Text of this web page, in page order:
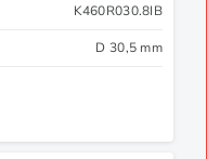
K460R030.8IB
D 30,5 mm